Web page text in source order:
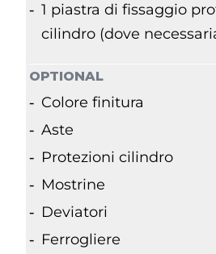
1 piastra di fissaggio
cilindro (dove
OPTIONAL
Colore finitura
Aste
Protezioni cilindro
Mostrine
Deviatori
Ferrogliere